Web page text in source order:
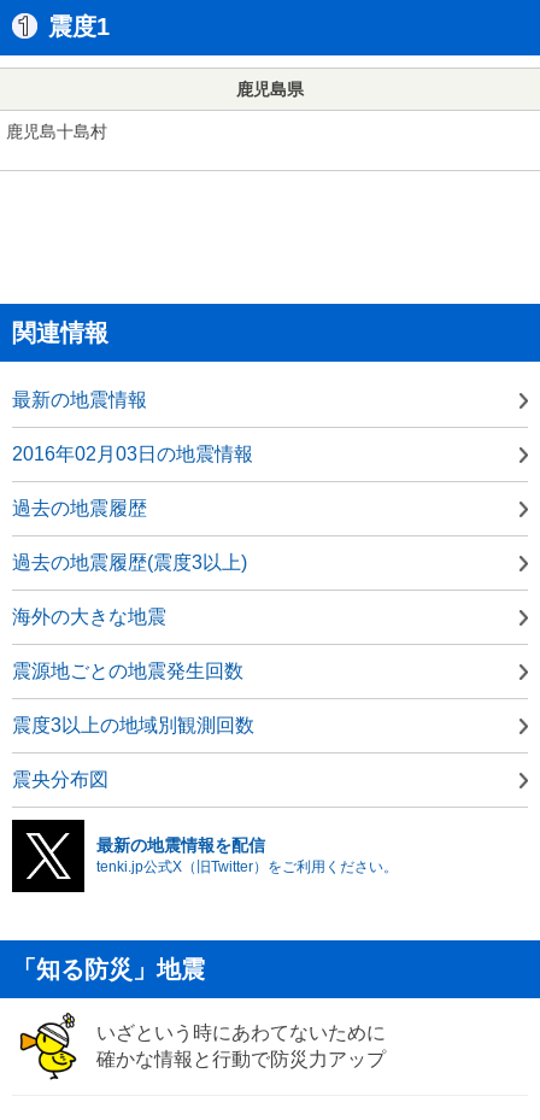
震度1
鹿児島県
鹿児島十島村
関連情報
最新の地震情報
2016年02月03日の地震情報
過去の地震履歴
過去の地震履歴(震度3以上)
海外の大きな地震
震源地ごとの地震発生回数
震度3以上の地域別観測回数
震央分布図
最新の地震情報を配信
tenki.jp公式X（旧Twitter）をご利用ください。
「知る防災」地震
いざという時にあわてないために
確かな情報と行動で防災力アップ